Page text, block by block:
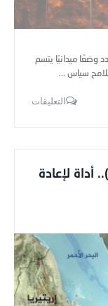
وضعًا ميدانيًا يتسم
سياس ...
التعليقات
أداة لإعادة